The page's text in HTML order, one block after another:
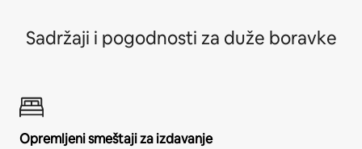
Sadržaji i pogodnosti za duže boravke
Opremljeni smeštaji za izdavanje